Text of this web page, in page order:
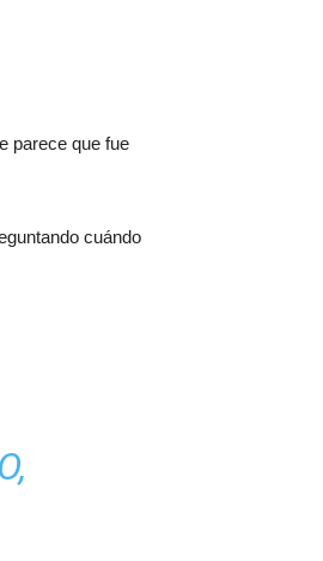
parece que fue
cuándo